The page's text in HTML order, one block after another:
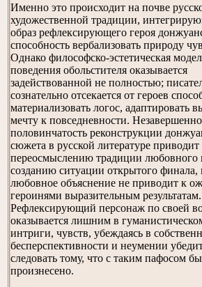
Именно это происходит на почве
художественной традиции,
образ рефлексирующего героя
способность вербализовать природу
Однако философско-эстетическая
поведения обольстителя оказывается
задействованной не полностью;
сознательно отсекается от героев
материализовать логос, адаптировать
мечту к повседневности.
половинчатость реконструкции
сюжета в русской литературе приводит
переосмыслению традиции любовного
созданию ситуации открытого финала,
любовное объяснение не приводит к
героинями выразительным результатам.
Рефлексирующий персонаж по своей
оказывается лишним в
интриги, чувств, убеждаясь в
бесперспективности и неумении
следовать тому, что с таким пафосом
произнесено.